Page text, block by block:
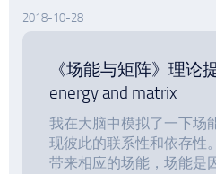
2018-10-28
《场能与矩阵》理论
energy and matrix
我在大脑中模拟了一下场
现彼此的联系性和依存性
带来相应的场能，场能是